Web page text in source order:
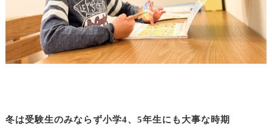
冬は受験生のみならず小学4、5年生にも大事な時期